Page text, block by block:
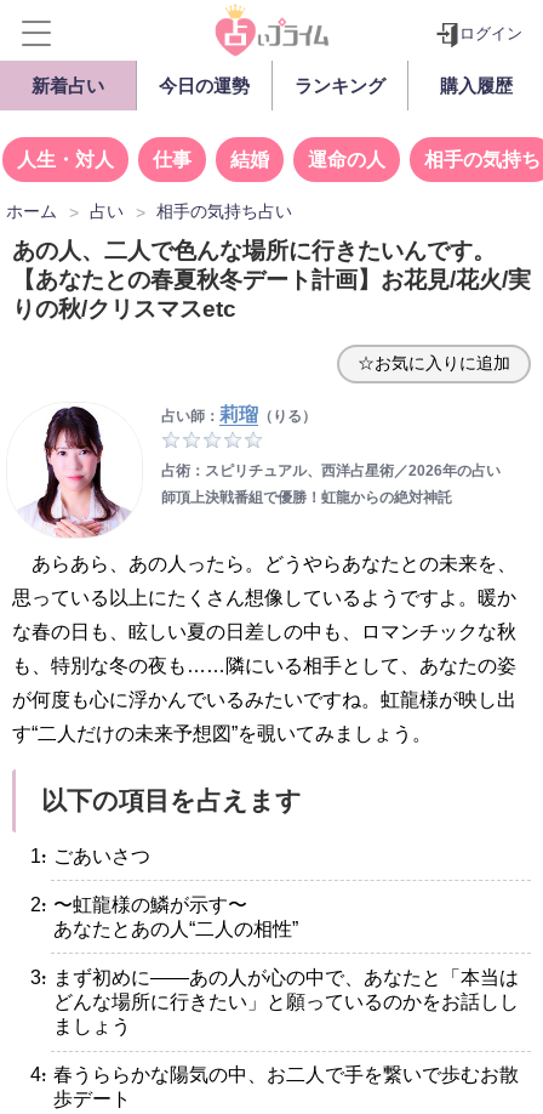
ログイン
新着占い 今日の運勢 ランキング 購入履歴
人生・対人 仕事 結婚 運命の人 相手の気持ち
ホーム 占い 相手の気持ち占い
あの人、二人で色んな場所に行きたいんです。
【あなたとの春夏秋冬デート計画】お花見/花火/実
りの秋/クリスマスetc
☆お気に入りに追加
占い師： 莉瑠（りる）
占術：スピリチュアル、西洋占星術／2026年の占い
師頂上決戦番組で優勝！虹龍からの絶対神託
あらあら、あの人ったら。どうやらあなたとの未来を、
思っている以上にたくさん想像しているようですよ。暖か
な春の日も、眩しい夏の日差しの中も、ロマンチックな秋
も、特別な冬の夜も……隣にいる相手として、あなたの姿
が何度も心に浮かんでいるみたいですね。虹龍様が映し出
す“二人だけの未来予想図”を覗いてみましょう。
以下の項目を占えます
・ごあいさつ
・〜虹龍様の鱗が示す〜
あなたとあの人“二人の相性”
・まず初めに――あの人が心の中で、あなたと「本当は
どんな場所に行きたい」と願っているのかをお話しし
ましょう
・春うららかな陽気の中、お二人で手を繋いで歩むお散
歩デート